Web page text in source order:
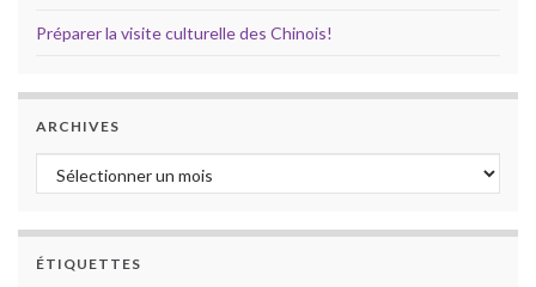
Préparer la visite culturelle des Chinois!
ARCHIVES
Archives
ÉTIQUETTES